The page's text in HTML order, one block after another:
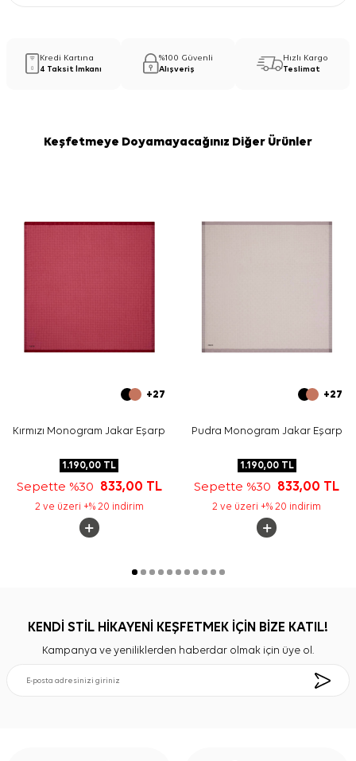
Kredi Kartına
4 Taksit İmkanı
%100 Güvenli
Alışveriş
Hızlı Kargo
Teslimat
Keşfetmeye Doyamayacağınız Diğer Ürünler
+27
Kırmızı Monogram Jakar Eşarp
1.190,00 TL
Sepette %30 833,00 TL
2 ve üzeri +% 20 indirim
+27
Pudra Monogram Jakar Eşarp
1.190,00TL
Sepette %30 833,00 TL
2 ve üzeri +% 20 indirim
KENDİ STİL HİKAYENİ KEŞFETMEK İÇİN BİZE KATIL!
Kampanya ve yeniliklerden haberdar olmak için üye ol.